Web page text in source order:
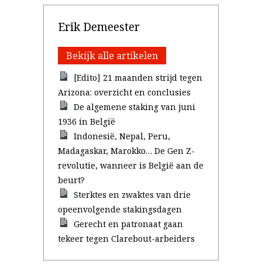
Erik Demeester
Bekijk alle artikelen
[Edito] 21 maanden strijd tegen
Arizona: overzicht en conclusies
De algemene staking van juni
1936 in België
Indonesië, Nepal, Peru,
Madagaskar, Marokko… De Gen Z-
revolutie, wanneer is België aan de
beurt?
Sterktes en zwaktes van drie
opeenvolgende stakingsdagen
Gerecht en patronaat gaan
tekeer tegen Clarebout-arbeiders